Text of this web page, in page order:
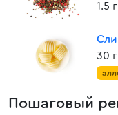
1.5 г
30 г
Пошаговый